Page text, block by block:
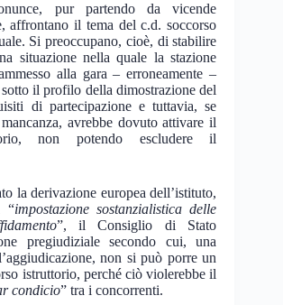
pur partendo da vicende
affrontano il tema del c.d. soccorso
Si preoccupano, cioè, di stabilire
situazione nella quale la stazione
alla gara – erroneamente –
sotto il profilo della dimostrazione del
di partecipazione e tuttavia, se
avrebbe dovuto attivare il
non potendo escludere il
la derivazione europea dell’istituto,
“impostazione sostanzialistica delle
”, il Consiglio di Stato
pregiudiziale secondo cui, una
non si può porre un
istruttorio, perché ciò violerebbe il
condicio” tra i concorrenti.